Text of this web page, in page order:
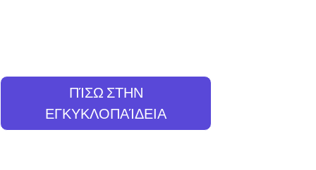
ΠΊΣΩ ΣΤΗΝ
ΕΓΚΥΚΛΟΠΑΊΔΕΙΑ